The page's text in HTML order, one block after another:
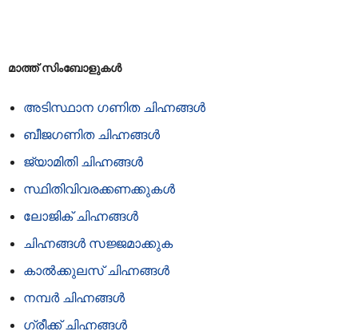
മാത്ത് സിംബോളുകൾ
അടിസ്ഥാന ഗണിത ചിഹ്നങ്ങൾ
ബീജഗണിത ചിഹ്നങ്ങൾ
ജ്യാമിതി ചിഹ്നങ്ങൾ
സ്ഥിതിവിവരക്കണക്കുകൾ
ലോജിക് ചിഹ്നങ്ങൾ
ചിഹ്നങ്ങൾ സജ്ജമാക്കുക
കാൽക്കുലസ് ചിഹ്നങ്ങൾ
നമ്പർ ചിഹ്നങ്ങൾ
ഗ്രീക്ക് ചിഹ്നങ്ങൾ